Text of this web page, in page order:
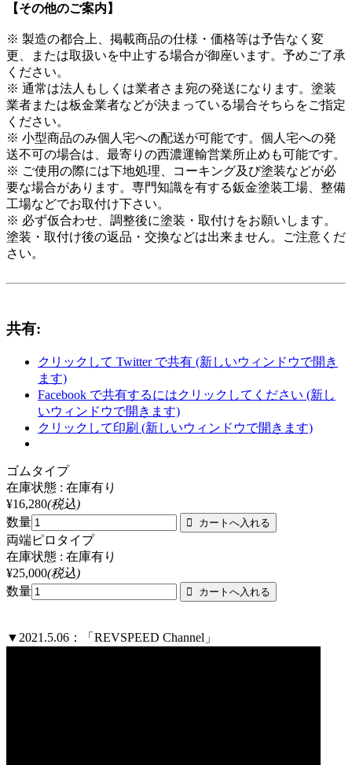
【その他のご案内】
※ 製造の都合上、掲載商品の仕様・価格等は予告なく変
更、または取扱いを中止する場合が御座います。予めご了承
ください。
※ 通常は法人もしくは業者さま宛の発送になります。塗装
業者または板金業者などが決まっている場合そちらをご指定
ください。
※ 小型商品のみ個人宅への配送が可能です。個人宅への発
送不可の場合は、最寄りの西濃運輸営業所止めも可能です。
※ ご使用の際には下地処理、コーキング及び塗装などが必
要な場合があります。専門知識を有する鈑金塗装工場、整備
工場などでお取付け下さい。
※ 必ず仮合わせ、調整後に塗装・取付けをお願いします。
塗装・取付け後の返品・交換などは出来ません。ご注意くだ
さい。
共有:
クリックして Twitter で共有 (新しいウィンドウで開き
ます)
Facebook で共有するにはクリックしてください (新し
いウィンドウで開きます)
クリックして印刷 (新しいウィンドウで開きます)
ゴムタイプ
在庫状態 : 在庫有り
¥16,280(税込)
数量
両端ピロタイプ
在庫状態 : 在庫有り
¥25,000(税込)
数量
▼2021.5.06：「REVSPEED Channel」